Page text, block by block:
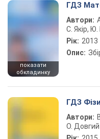
показати
обкладинку
ГДЗ
Автори:
С. Якір,
Рік: 2013
Опис:
ГДЗ
Автори:
О. Довгий